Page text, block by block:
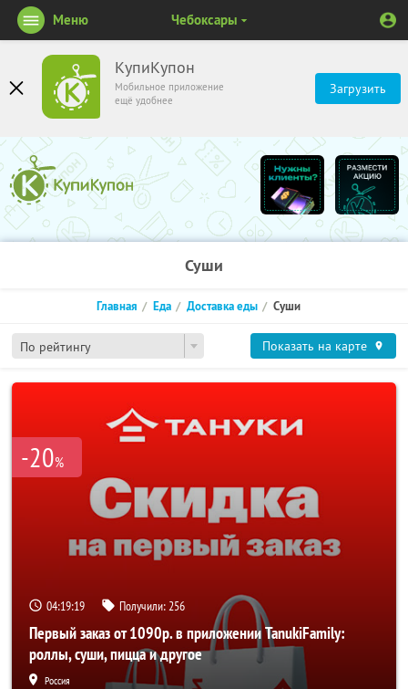
КупиКупон
Мобильное приложение
ещё удобнее
Загрузить
Меню Чебоксары
Суши
По рейтингу
Главная Еда Доставка еды Суши
Показать на карте
-20%
04:19:18 Получили:256
Первый заказ от 1090р. в приложении TanukiFamily:
роллы, суши, пицца и другое
Россия